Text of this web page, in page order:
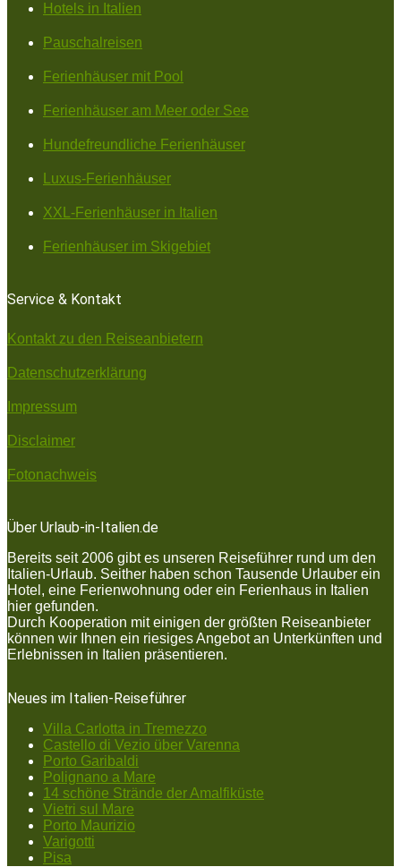
Hotels in Italien
Pauschalreisen
Ferienhäuser mit Pool
Ferienhäuser am Meer oder See
Hundefreundliche Ferienhäuser
Luxus-Ferienhäuser
XXL-Ferienhäuser in Italien
Ferienhäuser im Skigebiet
Service & Kontakt
Kontakt zu den Reiseanbietern
Datenschutzerklärung
Impressum
Disclaimer
Fotonachweis
Über Urlaub-in-Italien.de
Bereits seit 2006 gibt es unseren Reiseführer rund um den
Italien-Urlaub. Seither haben schon Tausende Urlauber ein
Hotel, eine Ferienwohnung oder ein Ferienhaus in Italien
hier gefunden.
Durch Kooperation mit einigen der größten Reiseanbieter
können wir Ihnen ein riesiges Angebot an Unterkünften und
Erlebnissen in Italien präsentieren.
Neues im Italien-Reiseführer
Villa Carlotta in Tremezzo
Castello di Vezio über Varenna
Porto Garibaldi
Polignano a Mare
14 schöne Strände der Amalfiküste
Vietri sul Mare
Porto Maurizio
Varigotti
Pisa